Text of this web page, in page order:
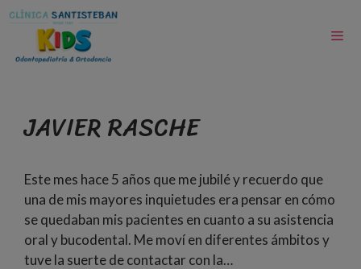
JAVIER RASCHE
Este mes hace 5 años que me jubilé y recuerdo que
una de mis mayores inquietudes era pensar en cómo
se quedaban mis pacientes en cuanto a su asistencia
oral y bucodental. Me moví en diferentes ámbitos y
tuve la suerte de contactar con la…